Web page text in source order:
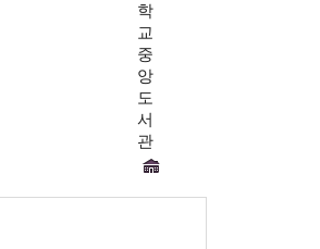
학
교
중
앙
도
서
관